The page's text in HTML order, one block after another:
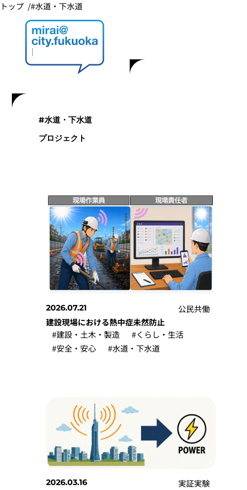
トップ #水道・下水道
#水道・下水道
プロジェクト
2026.07.21
公民共働
建設現場における熱中症未然防止
#建設・土木・製造
#くらし・生活
#安全・安心
#水道・下水道
2026.03.16
実証実験